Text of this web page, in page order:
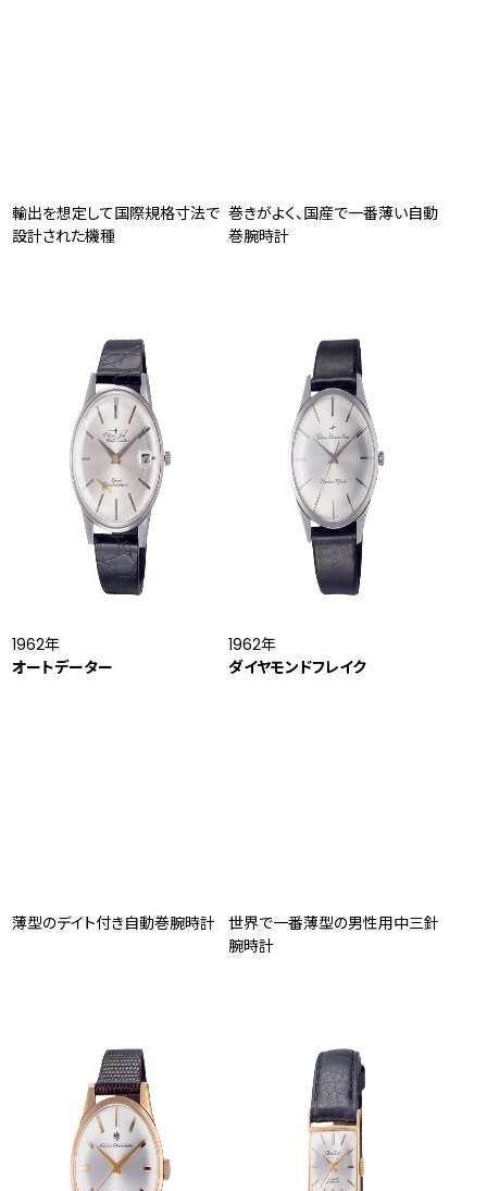
輸出を想定して国際規格寸法で
設計された機種
巻きがよく、国産で一番薄い自動
巻腕時計
1962年
オートデーター
薄型のデイト付き自動巻腕時計
1962年
ダイヤモンドフレイク
世界で一番薄型の男性用中三針
腕時計